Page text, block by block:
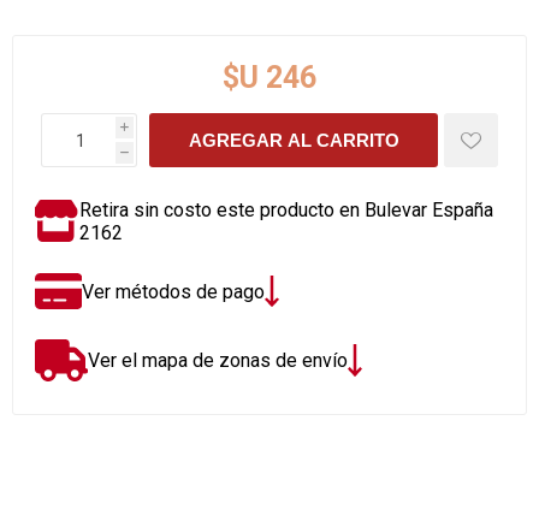
$U 246
i
h
AGREGAR AL CARRITO
Retira sin costo este producto en Bulevar España
2162
Ver métodos de pago
Ver el mapa de zonas de envío